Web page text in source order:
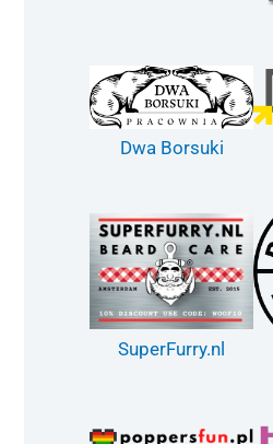
Dwa Borsuki
SuperFurry.nl